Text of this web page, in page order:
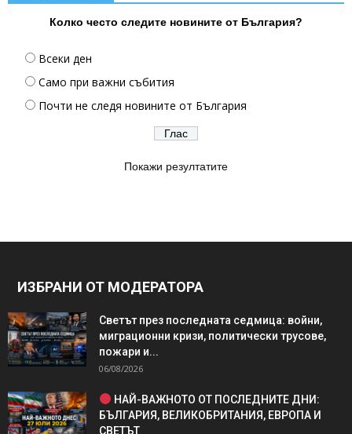
Колко често следите новините от България?
Всеки ден
Само при важни събития
Почти не следя новините от България
Покажи резултатите
ИЗБРАНИ ОТ МОДЕРАТОРА
Светът през последната седмица: войни,
миграционни кризи, политически трусове,
пожари и...
06/08/2026
НАЙ-ВАЖНОТО ОТ ПОСЛЕДНИТЕ ДНИ:
БЪЛГАРИЯ, ВЕЛИКОБРИТАНИЯ, ЕВРОПА И
СВЕТЪТ